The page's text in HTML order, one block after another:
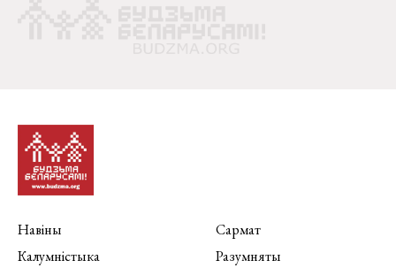
Навіны
Калумністыка
Сармат
Разумняты